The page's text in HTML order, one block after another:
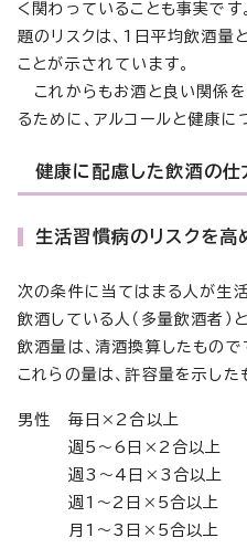
く関わっていることも事実で
題のリスクは、1日平均飲酒量
ことが示されています。
これからもお酒と良い関係を
るために、アルコールと健康
健康に配慮した飲酒の仕
生活習慣病のリスクを高
次の条件に当てはまる人が生
飲酒している人（多量飲酒者）
飲酒量は、清酒換算したもので
これらの量は、許容量を示した
男性 毎日×2合以上
週5～6日×2合以上
週3～4日×3合以上
週1～2日×5合以上
月1～3日×5合以上